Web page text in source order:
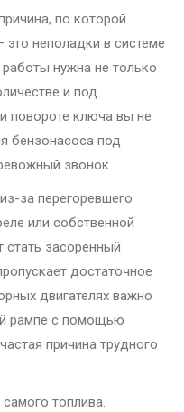
по которой
неполадки в системе
нужна не только
и под
повороте ключа вы не
бензонасоса под
звонок.
за перегоревшего
или собственной
засоренный
достаточное
двигателях важно
рампе с помощью
причина трудного
топлива.